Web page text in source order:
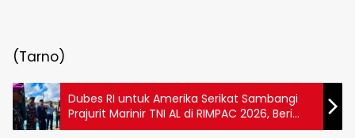
(Tarno)
Dubes RI untuk Amerika Serikat Sambangi
Prajurit Marinir TNI AL di RIMPAC 2026, Beri
Semangat dari Daerah Latihan